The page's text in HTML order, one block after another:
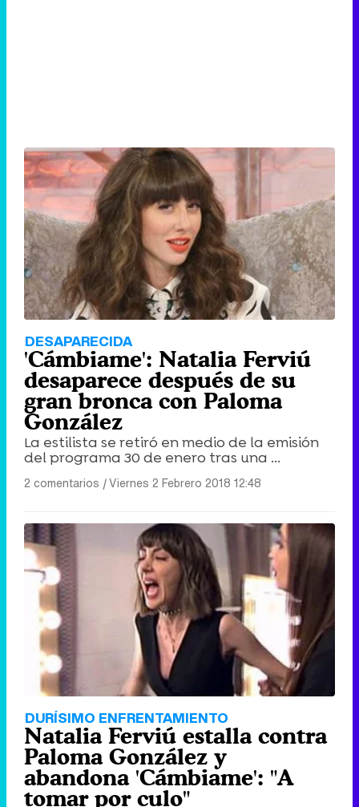
DESAPARECIDA
'Cámbiame': Natalia Ferviú
desaparece después de su
gran bronca con Paloma
González
La estilista se retiró en medio de la emisión
del programa 30 de enero tras una ...
2 comentarios |Viernes 2 Febrero 2018 12:48
DURÍSIMO ENFRENTAMIENTO
Natalia Ferviú estalla contra
Paloma González y
abandona 'Cámbiame': "A
tomar por culo"